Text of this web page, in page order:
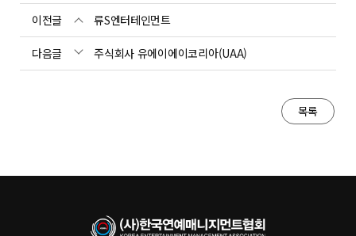
이전글 류S엔터테인먼트
다음글 주식회사 유에이에이코리아(UAA)
목록